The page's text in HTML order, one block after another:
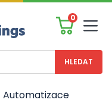
0
Automatizace